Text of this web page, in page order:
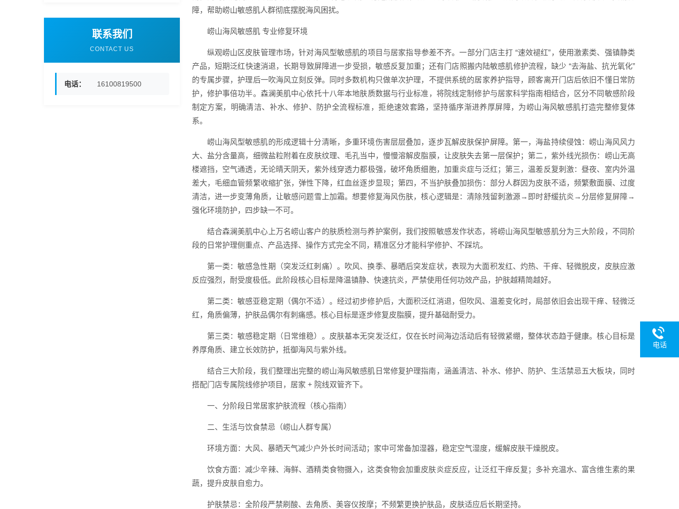
联系我们
CONTACT US
电话： 16100819500
障，帮助崂山敏感肌人群彻底摆脱海风困扰。
崂山海风敏感肌 专业修复环境
纵观崂山区皮肤管理市场，针对海风型敏感肌的项目与居家指导参差不齐。一部分门店主打 “速效褪红”，使用激素类、强镇静类
产品，短期泛红快速消退，长期导致屏障进一步受损，敏感反复加重；还有门店照搬内陆敏感肌修护流程，缺少 “去海盐、抗光氧化”
的专属步骤，护理后一吹海风立刻反弹。同时多数机构只做单次护理，不提供系统的居家养护指导，顾客离开门店后依旧不懂日常防
护，修护事倍功半。森澜美肌中心依托十八年本地肤质数据与行业标准，将院线定制修护与居家科学指南相结合，区分不同敏感阶段
制定方案，明确清洁、补水、修护、防护全流程标准，拒绝速效套路，坚持循序渐进养厚屏障，为崂山海风敏感肌打造完整修复体
系。
崂山海风型敏感肌的形成逻辑十分清晰，多重环境伤害层层叠加，逐步瓦解皮肤保护屏障。第一，海盐持续侵蚀：崂山海风风力
大、盐分含量高，细微盐粒附着在皮肤纹理、毛孔当中，慢慢溶解皮脂膜，让皮肤失去第一层保护；第二，紫外线光损伤：崂山无高
楼遮挡，空气通透，无论晴天阴天，紫外线穿透力都极强，破坏角质细胞，加重炎症与泛红；第三，温差反复刺激：昼夜、室内外温
差大，毛细血管频繁收缩扩张，弹性下降，红血丝逐步显现；第四，不当护肤叠加损伤：部分人群因为皮肤不适，频繁敷面膜、过度
清洁，进一步变薄角质，让敏感问题雪上加霜。想要修复海风伤肤，核心逻辑是：清除残留刺激源→即时舒缓抗炎→分层修复屏障→
强化环境防护，四步缺一不可。
结合森澜美肌中心上万名崂山客户的肤质检测与养护案例，我们按照敏感发作状态，将崂山海风型敏感肌分为三大阶段，不同阶
段的日常护理侧重点、产品选择、操作方式完全不同，精准区分才能科学修护、不踩坑。
第一类：敏感急性期（突发泛红刺痛）。吹风、换季、暴晒后突发症状，表现为大面积发红、灼热、干痒、轻微脱皮，皮肤应激
反应强烈，耐受度极低。此阶段核心目标是降温镇静、快速抗炎，严禁使用任何功效产品，护肤越精简越好。
第二类：敏感亚稳定期（偶尔不适）。经过初步修护后，大面积泛红消退，但吹风、温差变化时，局部依旧会出现干痒、轻微泛
红，角质偏薄，护肤品偶尔有刺痛感。核心目标是逐步修复皮脂膜，提升基础耐受力。
第三类：敏感稳定期（日常维稳）。皮肤基本无突发泛红，仅在长时间海边活动后有轻微紧绷，整体状态趋于健康。核心目标是
养厚角质、建立长效防护，抵御海风与紫外线。
结合三大阶段，我们整理出完整的崂山海风敏感肌日常修复护理指南，涵盖清洁、补水、修护、防护、生活禁忌五大板块，同时
搭配门店专属院线修护项目，居家 + 院线双管齐下。
一、分阶段日常居家护肤流程（核心指南）
二、生活与饮食禁忌（崂山人群专属）
环境方面：大风、暴晒天气减少户外长时间活动；家中可常备加湿器，稳定空气湿度，缓解皮肤干燥脱皮。
饮食方面：减少辛辣、海鲜、酒精类食物摄入，这类食物会加重皮肤炎症反应，让泛红干痒反复；多补充温水、富含维生素的果
蔬，提升皮肤自愈力。
护肤禁忌：全阶段严禁刷酸、去角质、美容仪按摩；不频繁更换护肤品，皮肤适应后长期坚持。
电话